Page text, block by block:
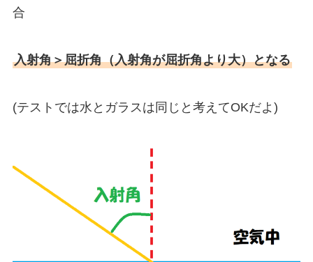
合
入射角＞屈折角（入射角が屈折角より大）となる
(テストでは水とガラスは同じと考えてOKだよ)